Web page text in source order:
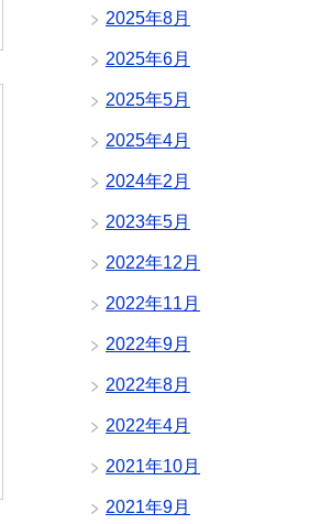
2025年8月
2025年6月
2025年5月
2025年4月
2024年2月
2023年5月
2022年12月
2022年11月
2022年9月
2022年8月
2022年4月
2021年10月
2021年9月